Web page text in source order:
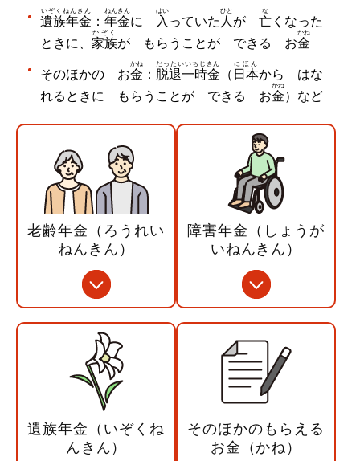
遺族年金
いぞくねんきん
： 年金
ねんきん
に 入
はい
っていた 人
ひと
が 亡
な
くなった
ときに、 家族
かぞく
が もらうことが できる お金
かね
そのほかの お金
かね
： 脱退一時金
だったいいちじきん
（ 日本
にほん
から はな
れるときに もらうことが できる お金
かね
）など
老齢年金（ろうれい
ねんきん）
障害年金（しょうが
いねんきん）
遺族年金（いぞくね
んきん）
そのほかのもらえる
お金（かね）